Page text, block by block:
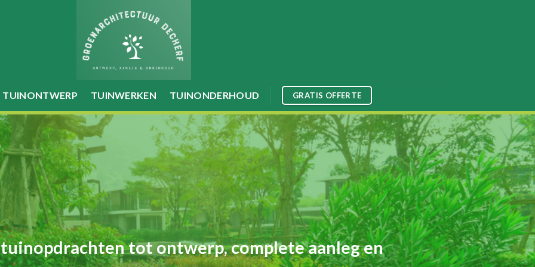
TUINONTWERP TUINWERKEN TUINONDERHOUD GRATIS OFFERTE
tot ontwerp, complete aanleg en